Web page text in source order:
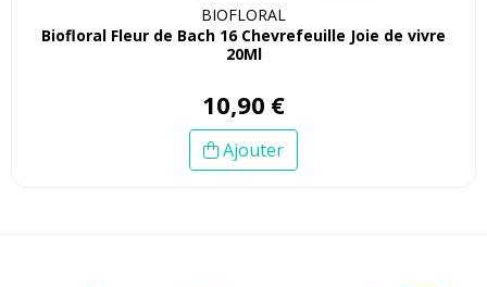
BIOFLORAL
Biofloral Fleur de Bach 16 Chevrefeuille Joie de vivre
20Ml
10,90 €
Ajouter